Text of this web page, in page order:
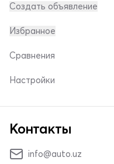
Создать объявление
Избранное
Сравнения
Настройки
Контакты
info@auto.uz